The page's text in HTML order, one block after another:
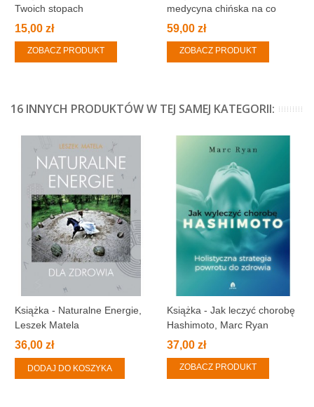
Twoich stopach
15,00 zł
ZOBACZ PRODUKT
medycyna chińska na co
dzień
59,00 zł
ZOBACZ PRODUKT
16 INNYCH PRODUKTÓW W TEJ SAMEJ KATEGORII:
Książka - Naturalne Energie,
Leszek Matela
36,00 zł
DODAJ DO KOSZYKA
Książka - Jak leczyć chorobę
Hashimoto, Marc Ryan
37,00 zł
ZOBACZ PRODUKT